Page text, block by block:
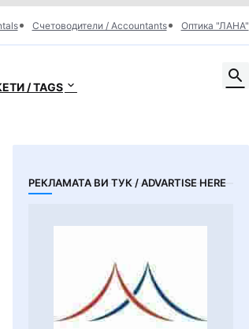
Счетоводители / Accountants Оптика "ЛАНА"
/ TAGS
РЕКЛАМАТА ВИ ТУК / ADVARTISE HERE